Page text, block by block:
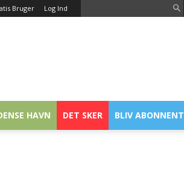
Bruger Log Ind
HAVN DET SKER BLIV ABONNENT